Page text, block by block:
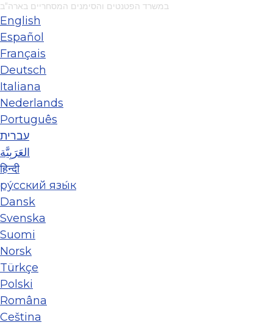
במשרד הפטנטים והסימנים המסחריים בארה"ב
English
Español
Français
Deutsch
Italiana
Nederlands
Português
עברית
العَرَبِيَّة
हिन्दी
ру́сский язы́к
Dansk
Svenska
Suomi
Norsk
Türkçe
Polski
Româna
Ceština